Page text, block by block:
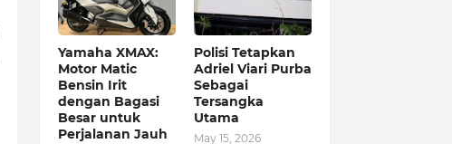
Yamaha XMAX:
Motor Matic
Bensin Irit
dengan Bagasi
Besar untuk
Perjalanan Jauh
Polisi Tetapkan
Adriel Viari Purba
Sebagai
Tersangka
Utama
May 15, 2026